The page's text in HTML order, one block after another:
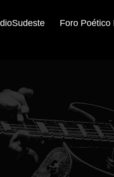
Foro Poético